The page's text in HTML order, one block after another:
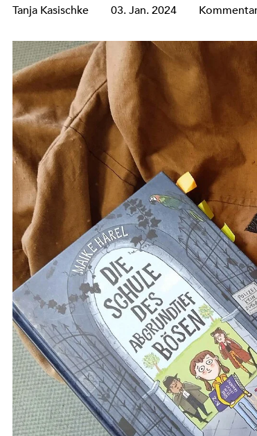
Tanja Kasischke 03. Jan. 2024